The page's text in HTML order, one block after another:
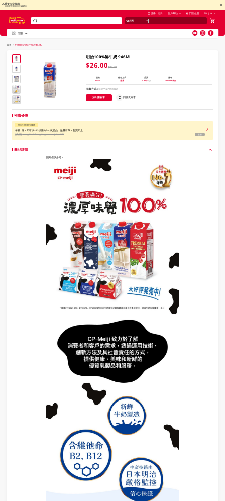
重要安全提示:
慎防冒充惠康的詐騙網站
註冊 | 登入 客戶幫助 門店位置 EN | 中
送貨
分類
首頁 >明治100%鮮牛奶 946ML
明治100%鮮牛奶 946ML
$26.00$29.00
規格
946ML
儲存方式
冷凍
品質
5 days
產地
Thailand 泰國
送貨方式 送貨 門市自取
加入購物車 同朋友分享
推廣優惠
指定分類享$13換購
每買1件，即可以$13換購1件人氣產品；數量有限，售完即止
[换購]Hung Fook Tong Sugarcane Juice 1LT 售罄
商品詳情
照片僅供參考。